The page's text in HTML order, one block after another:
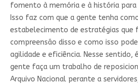
fomento à memória e à história para
Isso faz com que a gente tenha
estabelecimento de estratégias que
compreensão disso e como isso
agilidade e eficiência. Nesse sentido,
gente faça um trabalho de
Arquivo Nacional perante a